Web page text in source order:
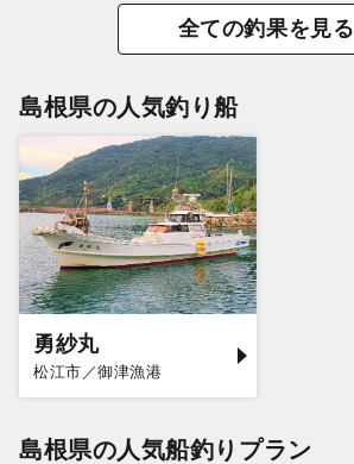
全ての釣果を見る
島根県の人気釣り船
勇紗丸
松江市／御津漁港
島根県の人気船釣りプラン